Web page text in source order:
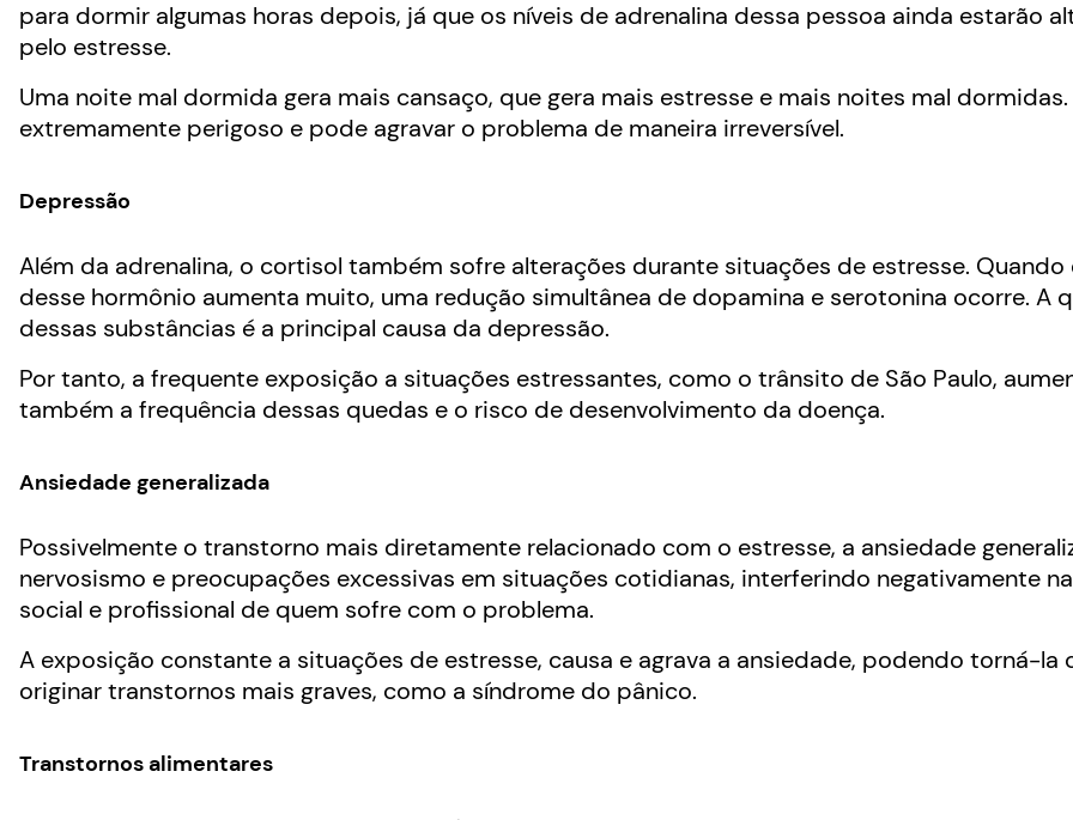
para dormir algumas horas depois, já que os níveis de adrenalina dessa pessoa ainda estarão
pelo estresse.
Uma noite mal dormida gera mais cansaço, que gera mais estresse e mais noites mal
extremamente perigoso e pode agravar o problema de maneira irreversível.
Depressão
Além da adrenalina, o cortisol também sofre alterações durante situações de estresse. Quando
desse hormônio aumenta muito, uma redução simultânea de dopamina e serotonina ocorre. A
dessas substâncias é a principal causa da depressão.
Por tanto, a frequente exposição a situações estressantes, como o trânsito de São Paulo,
também a frequência dessas quedas e o risco de desenvolvimento da doença.
Ansiedade generalizada
Possivelmente o transtorno mais diretamente relacionado com o estresse, a ansiedade
nervosismo e preocupações excessivas em situações cotidianas, interferindo negativamente
social e profissional de quem sofre com o problema.
A exposição constante a situações de estresse, causa e agrava a ansiedade, podendo torná-la
originar transtornos mais graves, como a síndrome do pânico.
Transtornos alimentares